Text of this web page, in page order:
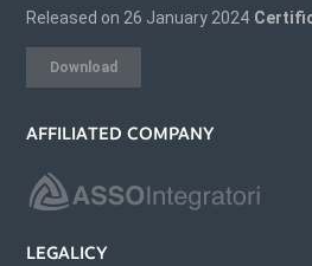
Released on 26 January 2024
Download
AFFILIATED COMPANY
LEGALICY